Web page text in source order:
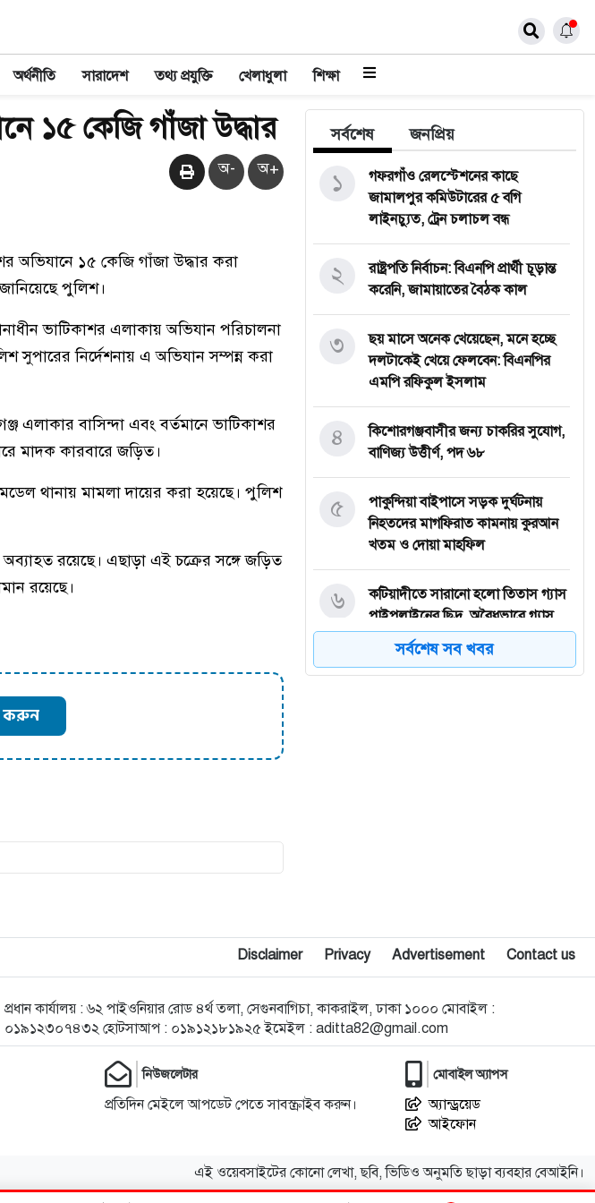
অর্থনীতি সারাদেশ তথ্য প্রযুক্তি খেলাধুলা শিক্ষা
১৫ কেজি গাঁজা উদ্ধার
অ- অ+
অভিযানে ১৫ কেজি গাঁজা উদ্ধার করা
পুলিশ।
ভাটিকাশর এলাকায় অভিযান পরিচালনা
সুপারের নির্দেশনায় এ অভিযান সম্পন্ন করা
বাসিন্দা এবং বর্তমানে ভাটিকাশর
মাদক কারবারে জড়িত।
থানায় মামলা দায়ের করা হয়েছে। পুলিশ
রয়েছে। এছাড়া এই চক্রের সঙ্গে জড়িত
রয়েছে।
করুন
সর্বশেষ জনপ্রিয়
গফরগাঁও রেলস্টেশনের কাছে
জামালপুর কমিউটারের ৫ বগি
লাইনচ্যুত, ট্রেন চলাচল বন্ধ
১
রাষ্ট্রপতি নির্বাচন: বিএনপি প্রার্থী চূড়ান্ত
করেনি, জামায়াতের বৈঠক কাল
২
ছয় মাসে অনেক খেয়েছেন, মনে হচ্ছে
দলটাকেই খেয়ে ফেলবেন: বিএনপির
এমপি রফিকুল ইসলাম
৩
কিশোরগঞ্জবাসীর জন্য চাকরির সুযোগ,
বাণিজ্য উত্তীর্ণ, পদ ৬৮
৪
পাকুন্দিয়া বাইপাসে সড়ক দুর্ঘটনায়
নিহতদের মাগফিরাত কামনায় কুরআন
খতম ও দোয়া মাহফিল
৫
কটিয়াদীতে সারানো হলো তিতাস গ্যাস
পাইপলাইনের ছিদ্র, অবৈধভাবে গ্যাস
লাইন ছিদ্র করা মামলায় গ্রেপ্তার ২
৬
মাদকবিরোধী আলোচনা সভা ও কুইজ
প্রতিযোগিতা
হালুয়াঘাট পৌরসভার উদ্যোগে
বন্যার্তদের মাঝে ত্রাণ বিতরণ
১১
মুক্তাগাছায় উপজেলা নির্বাহী অফিসার
(ইউএনও) মহোদয়ের নেতৃত্বে মোবাইল
কোর্ট পরিচালনা
শেখ হাসিনা ও আওয়ামী লীগ
আধিপত্যবাদী শক্তির হাতের পুতুল:
১৩
সর্বশেষ সব খবর
Disclaimer Privacy Advertisement Contact us
প্রধান কার্যালয় : ৬২ পাইওনিয়ার রোড ৪র্থ তলা, সেগুনবাগিচা, কাকরাইল, ঢাকা ১০০০ মোবাইল :
০১৯১২৩০৭৪৩২ হোটসাআপ : ০১৯১২১৮১৯২৫ ইমেইল : aditta82@gmail.com
নিউজলেটার
প্রতিদিন মেইলে আপডেট পেতে সাবস্ক্রাইব করুন।
মোবাইল অ্যাপস
অ্যান্ড্রয়েড
আইফোন
এই ওয়েবসাইটের কোনো লেখা, ছবি, ভিডিও অনুমতি ছাড়া ব্যবহার বেআইনি।